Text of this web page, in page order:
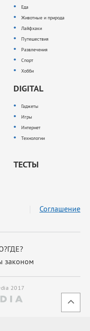
Еда
Животные и природа
Лайфхаки
Путешествия
Развлечения
Спорт
Хобби
DIGITAL
Гаджеты
Игры
Интернет
Технологии
ТЕСТЫ
законом
Соглашение
2017